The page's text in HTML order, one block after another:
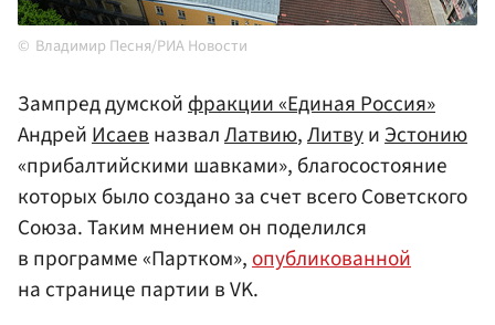
Владимир Песня/РИА Новости
Зампред думскойфракции «Единая Россия»
АндрейИсаевназвалЛатвию,ЛитвуиЭстонию
«прибалтийскими шавками», благосостояние
которых было создано за счет всего Советского
Союза. Таким мнением он поделился
в программе «Партком»,опубликованной
на странице партии в VK.